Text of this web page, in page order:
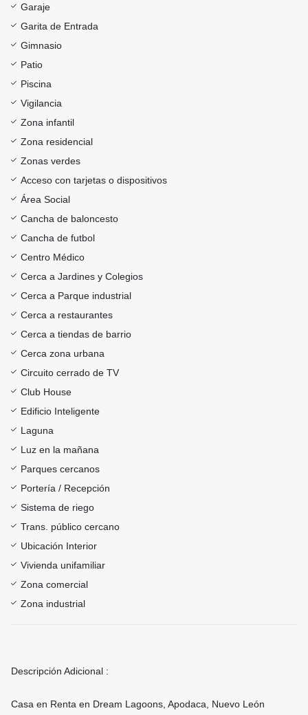
Garaje
Garita de Entrada
Gimnasio
Patio
Piscina
Vigilancia
Zona infantil
Zona residencial
Zonas verdes
Acceso con tarjetas o dispositivos
Área Social
Cancha de baloncesto
Cancha de futbol
Centro Médico
Cerca a Jardines y Colegios
Cerca a Parque industrial
Cerca a restaurantes
Cerca a tiendas de barrio
Cerca zona urbana
Circuito cerrado de TV
Club House
Edificio Inteligente
Laguna
Luz en la mañana
Parques cercanos
Portería / Recepción
Sistema de riego
Trans. público cercano
Ubicación Interior
Vivienda unifamiliar
Zona comercial
Zona industrial
Descripción Adicional :
Casa en Renta en Dream Lagoons, Apodaca, Nuevo León